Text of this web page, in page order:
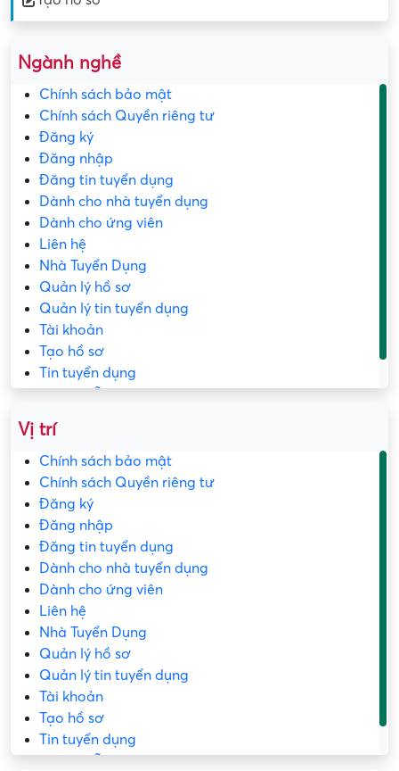
Ngành nghề
Chính sách bảo mật
Chính sách Quyền riêng tư
Đăng ký
Đăng nhập
Đăng tin tuyển dụng
Dành cho nhà tuyển dụng
Dành cho ứng viên
Liên hệ
Nhà Tuyển Dụng
Quản lý hồ sơ
Quản lý tin tuyển dụng
Tài khoản
Tạo hồ sơ
Tin tuyển dụng
Vị trí
Chính sách bảo mật
Chính sách Quyền riêng tư
Đăng ký
Đăng nhập
Đăng tin tuyển dụng
Dành cho nhà tuyển dụng
Dành cho ứng viên
Liên hệ
Nhà Tuyển Dụng
Quản lý hồ sơ
Quản lý tin tuyển dụng
Tài khoản
Tạo hồ sơ
Tin tuyển dụng